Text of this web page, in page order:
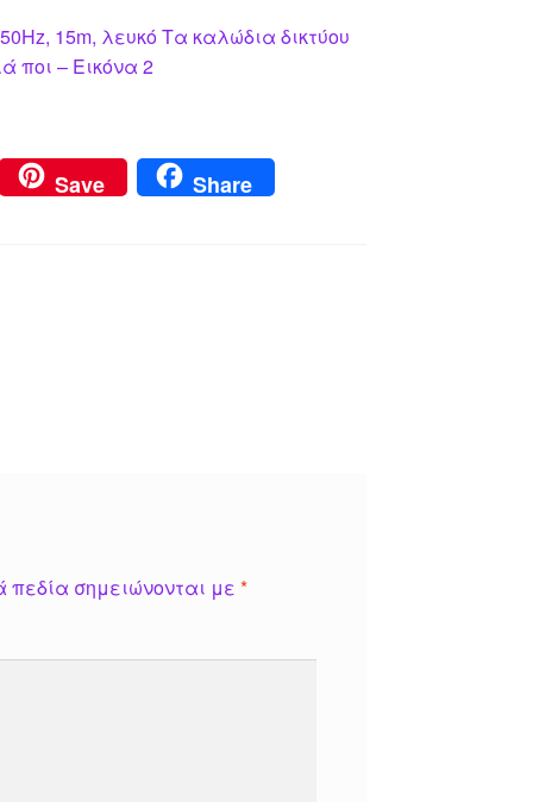
15m, λευκό Τα καλώδια δικτύου
ποι – Εικόνα 2
Save Share
πεδία σημειώνονται με*